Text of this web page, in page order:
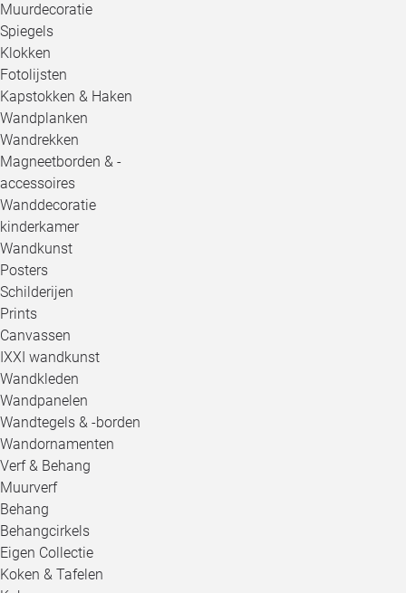
Muurdecoratie
Spiegels
Klokken
Fotolijsten
Kapstokken & Haken
Wandplanken
Wandrekken
Magneetborden & -
accessoires
Wanddecoratie
kinderkamer
Wandkunst
Posters
Schilderijen
Prints
Canvassen
IXXI wandkunst
Wandkleden
Wandpanelen
Wandtegels & -borden
Wandornamenten
Verf & Behang
Muurverf
Behang
Behangcirkels
Eigen Collectie
Koken & Tafelen